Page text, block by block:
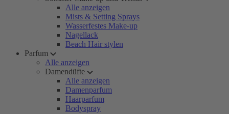
Alle anzeigen
Mists & Setting Sprays
Wasserfestes Make-up
Nagellack
Beach Hair stylen
Parfum
Alle anzeigen
Damendüfte
Alle anzeigen
Damenparfum
Haarparfum
Bodyspray